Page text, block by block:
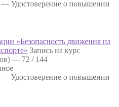
— Удостоверение о повышении
«Безопасность движения на
Запись на курс
— 72 / 144
— Удостоверение о повышении